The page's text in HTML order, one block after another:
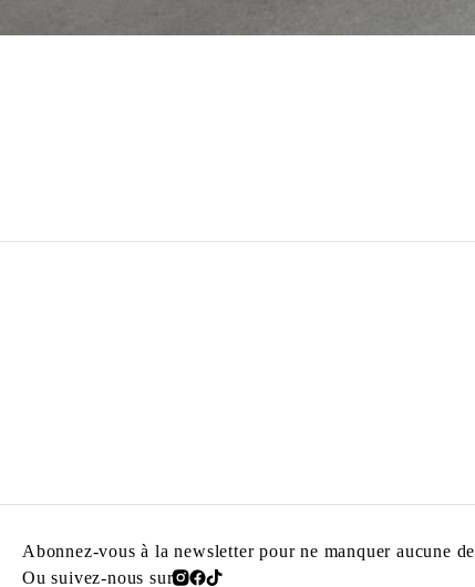
Abonnez-vous à la newsletter pour ne manquer aucune
Ou suivez-nous sur